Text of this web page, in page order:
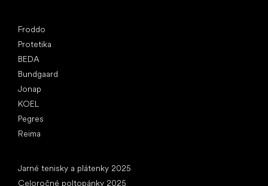
Froddo
Protetika
BEDA
Bundgaard
Jonap
KOEL
Pegres
Reima
Jarné tenisky a plátenky 2025
Celoročné poltopánky 2025